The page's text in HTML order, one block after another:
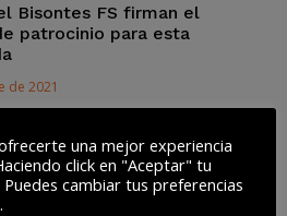
Bisontes FS firman el
patrocinio para esta
de 2021
la serie «El Juego del
de Netflix
de 2021
una mejor experiencia
click en "Aceptar" tu
cambiar tus preferencias